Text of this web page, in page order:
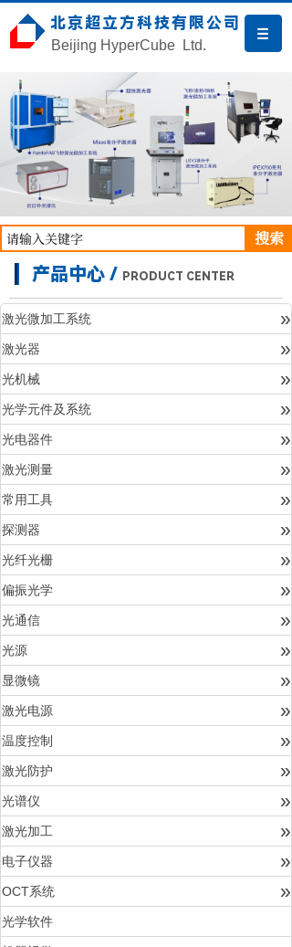
北京超立方科技有限公司
Beijing HyperCube Ltd.
搜索
产品中心 / PRODUCT CENTER
激光微加工系统 »
激光器 »
光机械 »
光学元件及系统 »
光电器件 »
激光测量 »
常用工具 »
探测器 »
光纤光栅 »
偏振光学 »
光通信 »
光源 »
显微镜 »
激光电源 »
温度控制 »
激光防护 »
光谱仪 »
激光加工 »
电子仪器 »
OCT系统 »
光学软件